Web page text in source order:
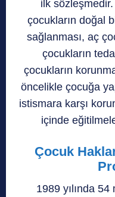
ilk
çocukların doğal
sağlanması, aç
çocukların
çocukların
öncelikle çocuğa
istismara karşı
içinde
Çocuk
1989 yılında